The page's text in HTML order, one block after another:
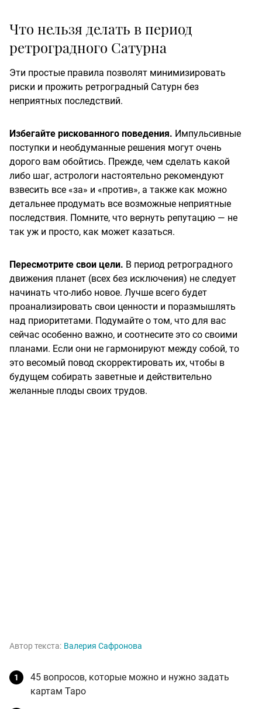
Что нельзя делать в период
ретроградного Сатурна
Эти простые правила позволят минимизировать
риски и прожить ретроградный Сатурн без
неприятных последствий.
Избегайте рискованного поведения. Импульсивные
поступки и необдуманные решения могут очень
дорого вам обойтись. Прежде, чем сделать какой
либо шаг, астрологи настоятельно рекомендуют
взвесить все «за» и «против», а также как можно
детальнее продумать все возможные неприятные
последствия. Помните, что вернуть репутацию — не
так уж и просто, как может казаться.
Пересмотрите свои цели. В период ретроградного
движения планет (всех без исключения) не следует
начинать что-либо новое. Лучше всего будет
проанализировать свои ценности и поразмышлять
над приоритетами. Подумайте о том, что для вас
сейчас особенно важно, и соотнесите это со своими
планами. Если они не гармонируют между собой, то
это весомый повод скорректировать их, чтобы в
будущем собирать заветные и действительно
желанные плоды своих трудов.
Автор текста: Валерия Сафронова
45 вопросов, которые можно и нужно задать
картам Таро